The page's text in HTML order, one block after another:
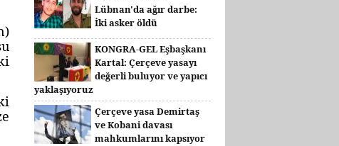
Lübnan'da ağır darbe:
İki asker öldü
KONGRA-GEL Eşbaşkanı
Kartal: Çerçeve yasayı
değerli buluyor ve yapıcı
yaklaşıyoruz
Çerçeve yasa Demirtaş
ve Kobani davası
mahkumlarını kapsıyor